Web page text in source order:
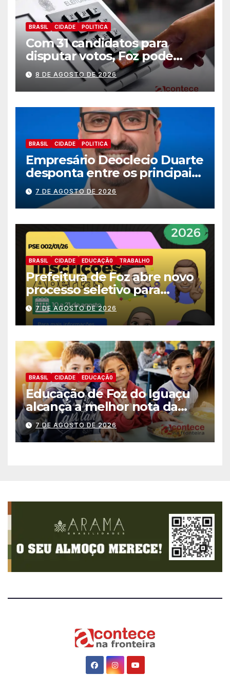
BRASIL CIDADE POLITICA
Com 31 candidatos para
disputar votos, Foz pode
perder representatividade
8 DE AGOSTO DE 2026
BRASIL CIDADE POLITICA
Empresário Deoclecio Duarte
desponta entre os principais
nomes do União Brasil para
deputado estadual
7 DE AGOSTO DE 2026
BRASIL CIDADE EDUCAÇÃ0 TRABALHO
Prefeitura de Foz abre novo
processo seletivo para
estagiários
7 DE AGOSTO DE 2026
BRASIL CIDADE EDUCAÇÃ0
Educação de Foz do Iguaçu
alcança a melhor nota da
história no IDEB
7 DE AGOSTO DE 2026